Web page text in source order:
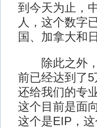
到今天为止，
人，这个数字
国、加拿大和
除此之外，
前已经达到了
还给我们的专
这个目前是面
这个是EIP，